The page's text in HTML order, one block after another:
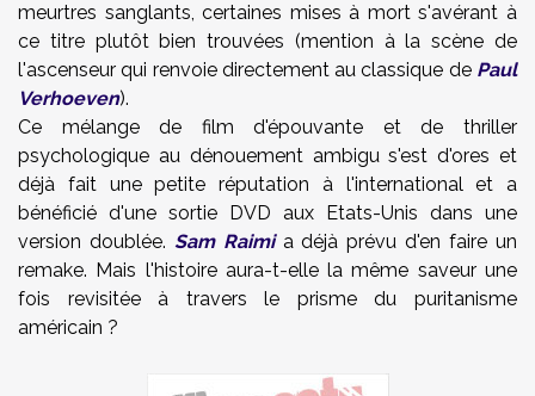
meurtres sanglants, certaines mises à mort s'avérant à
ce titre plutôt bien trouvées (mention à la scène de
l'ascenseur qui renvoie directement au classique de Paul
Verhoeven).
Ce mélange de film d'épouvante et de thriller
psychologique au dénouement ambigu s'est d'ores et
déjà fait une petite réputation à l'international et a
bénéficié d'une sortie DVD aux Etats-Unis dans une
version doublée. Sam Raimia déjà prévu d'en faire un
remake. Mais l'histoire aura-t-elle la même saveur une
fois revisitée à travers le prisme du puritanisme
américain ?